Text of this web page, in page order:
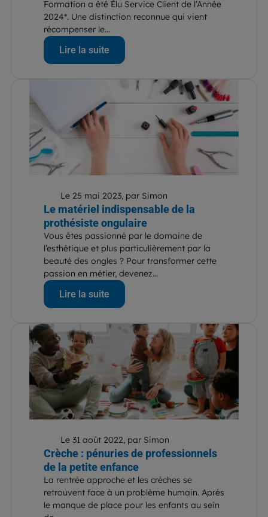
Formation a été Élu Service Client de l’Année
2024*. Une distinction reconnue qui vient
récompenser le...
Lire la suite
Le 25 mai 2023, par Simon
Le matériel indispensable de la
prothésiste ongulaire
Vous êtes passionné par le domaine de
l’esthétique et plus particulièrement par la
beauté des ongles ? Pour transformer cette
passion en métier, devenez...
Lire la suite
Le 31 août 2022, par Simon
Crèche : pénuries de professionnels
de la petite enfance
La rentrée approche et les crèches se
retrouvent face à un problème humain. Après
le manque de place pour les enfants au sein